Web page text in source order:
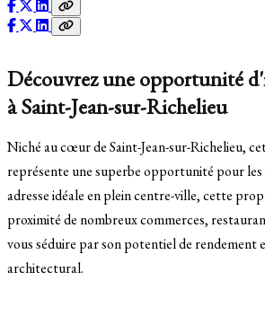
Découvrez une opportunité
à Saint-Jean-sur-Richelieu
Niché au cœur de Saint-Jean-sur-Richelieu,
représente une superbe opportunité pour les
adresse idéale en plein centre-ville, cette
proximité de nombreux commerces,
vous séduire par son potentiel de rendement
architectural.